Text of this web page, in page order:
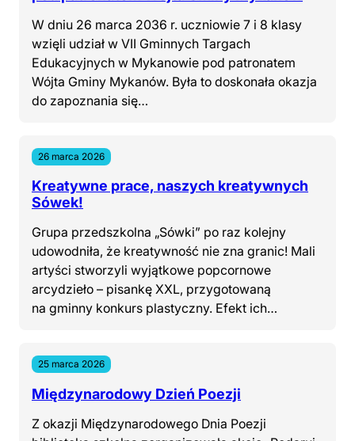
W dniu 26 marca 2036 r. uczniowie 7 i 8 klasy
wzięli udział w VII Gminnych Targach
Edukacyjnych w Mykanowie pod patronatem
Wójta Gminy Mykanów. Była to doskonała okazja
do zapoznania się…
26 marca 2026
Kreatywne prace, naszych kreatywnych
Sówek!
Grupa przedszkolna „Sówki” po raz kolejny
udowodniła, że kreatywność nie zna granic! Mali
artyści stworzyli wyjątkowe popcornowe
arcydzieło – pisankę XXL, przygotowaną
na gminny konkurs plastyczny. Efekt ich…
25 marca 2026
Międzynarodowy Dzień Poezji
Z okazji Międzynarodowego Dnia Poezji